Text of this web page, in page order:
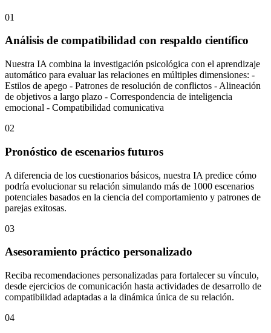
01
Análisis de compatibilidad con respaldo científico
Nuestra IA combina la investigación psicológica con el aprendizaje
automático para evaluar las relaciones en múltiples dimensiones: -
Estilos de apego - Patrones de resolución de conflictos - Alineación
de objetivos a largo plazo - Correspondencia de inteligencia
emocional - Compatibilidad comunicativa
02
Pronóstico de escenarios futuros
A diferencia de los cuestionarios básicos, nuestra IA predice cómo
podría evolucionar su relación simulando más de 1000 escenarios
potenciales basados en la ciencia del comportamiento y patrones de
parejas exitosas.
03
Asesoramiento práctico personalizado
Reciba recomendaciones personalizadas para fortalecer su vínculo,
desde ejercicios de comunicación hasta actividades de desarrollo de
compatibilidad adaptadas a la dinámica única de su relación.
04